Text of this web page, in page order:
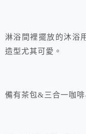
淋浴間裡擺放的沐浴
造型尤其可愛。
備有茶包&三合一咖